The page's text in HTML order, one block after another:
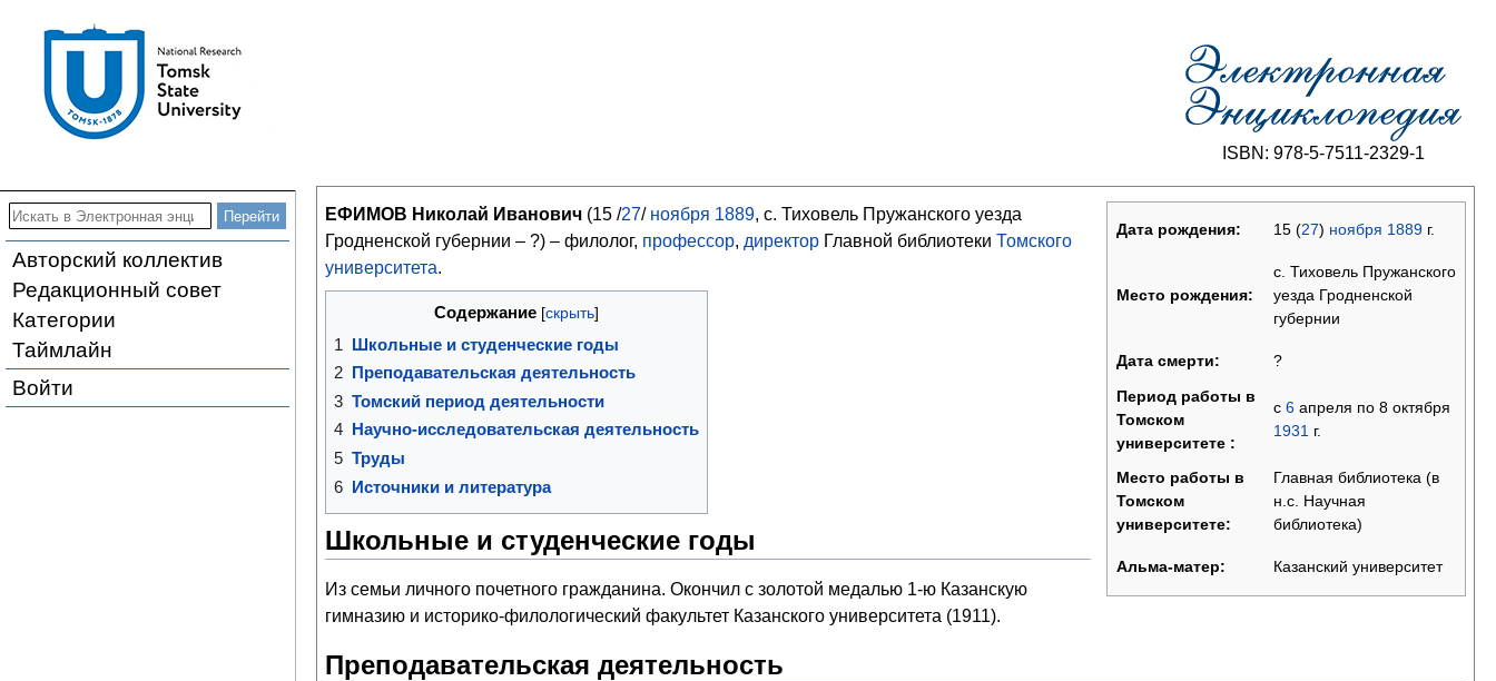
ISBN: 978-5-7511-2329-1
Авторский коллектив
Редакционный совет
Категории
Таймлайн
Войти
Дата рождения: 15 (27) ноября 1889 г.
Место рождения:
с. Тиховель Пружанского
уезда Гродненской
губернии
Дата смерти: ?
Период работы в
Томском
университете :
с6 апреля по 8 октября
1931 г.
Место работы в
Томском
университете:
Главная библиотека (в
н.с. Научная
библиотека)
Альма-матер: Казанский университет
ЕФИМОВ Николай Иванович(15 /27/ ноября 1889, с. Тиховель Пружанского уезда
Гродненской губернии – ?) – филолог, профессор, директорГлавной библиотеки Томского
университета.
Содержание
1 Школьные и студенческие годы
2
Преподавательская деятельность
3 Томский период деятельности
4
Научно-исследовательская деятельность
5 Труды
6 Источники и литература
Школьные и студенческие годы
Из семьи личного почетного гражданина. Окончил с золотой медалью 1-ю Казанскую
гимназию и историко-филологический факультет Казанского университета (1911).
Преподавательская деятельность